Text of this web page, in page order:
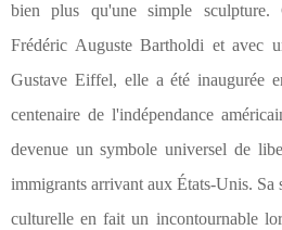
bien plus qu'une simple sculpture.
Frédéric Auguste Bartholdi et avec
Gustave Eiffel, elle a été inaugurée
centenaire de l'indépendance
devenue un symbole universel de
immigrants arrivant aux États-Unis.
culturelle en fait un incontournable